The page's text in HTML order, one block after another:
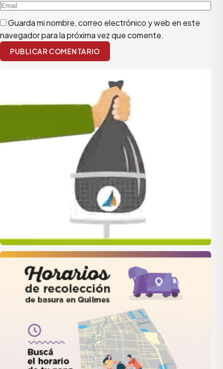
Guarda mi nombre, correo electrónico y web en este
navegador para la próxima vez que comente.
PUBLICAR COMENTARIO
quilmes